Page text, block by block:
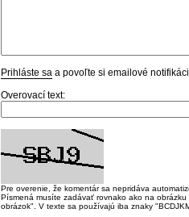
Prihláste sa a povoľte si emailové
Overovací text:
Pre overenie, že komentár sa nepridáva
Písmená musíte zadávať rovnako ako na
obrázok". V texte sa používajú iba znaky